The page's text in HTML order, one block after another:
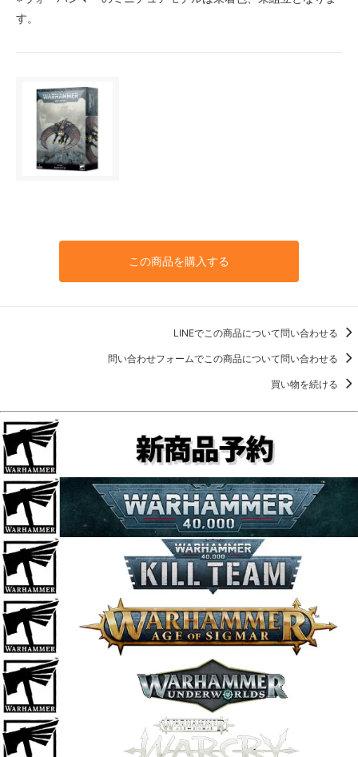
す。
この商品を購入する
LINEでこの商品について問い合わせる
問い合わせフォームでこの商品について問い合わせる
買い物を続ける